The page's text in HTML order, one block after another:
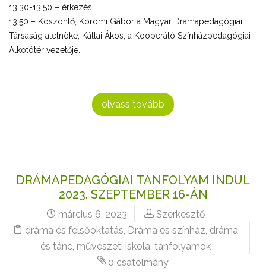
13.30-13.50 – érkezés
13.50 – Köszöntő; Körömi Gábor a Magyar Drámapedagógiai
Társaság alelnöke, Kállai Ákos, a Kooperáló Színházpedagógiai
Alkotótér vezetője.
olvass tovább
DRÁMAPEDAGÓGIAI TANFOLYAM INDUL
2023. SZEPTEMBER 16-ÁN
március 6, 2023
Szerkesztő
dráma és felsőoktatás Dráma és színház dráma
és tánc művészeti iskola tanfolyamok
0 csatolmány